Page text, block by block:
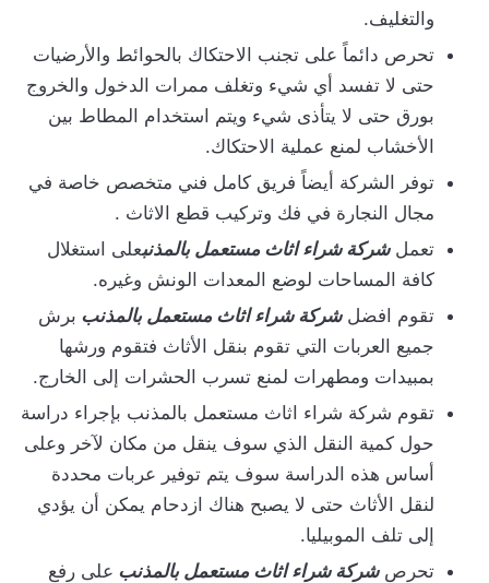
والتغليف.
تحرص دائماً على تجنب الاحتكاك بالحوائط والأرضيات
حتى لا تفسد أي شيء وتغلف ممرات الدخول والخروج
بورق حتى لا يتأذى شيء ويتم استخدام المطاط بين
الأخشاب لمنع عملية الاحتكاك.
توفر الشركة أيضاً فريق كامل فني متخصص خاصة في
مجال النجارة في فك وتركيب قطع الاثاث .
تعملشركة شراء اثاث مستعمل بالمذنبعلى استغلال
كافة المساحات لوضع المعدات الونش وغيره.
تقوم افضلشركة شراء اثاث مستعمل بالمذنب برش
جميع العربات التي تقوم بنقل الأثاث فتقوم ورشها
بمبيدات ومطهرات لمنع تسرب الحشرات إلى الخارج.
تقوم شركة شراء اثاث مستعمل بالمذنب بإجراء دراسة
حول كمية النقل الذي سوف ينقل من مكان لآخر وعلى
أساس هذه الدراسة سوف يتم توفير عربات محددة
لنقل الأثاث حتى لا يصبح هناك ازدحام يمكن أن يؤدي
إلى تلف الموبيليا.
تحرصشركة شراء اثاث مستعمل بالمذنب على رفع